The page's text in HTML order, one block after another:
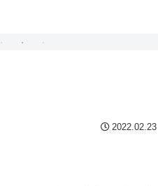
2022.02.23